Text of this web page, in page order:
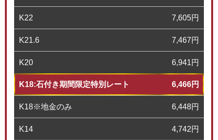
K22 7,605円
K21.6 7,467円
K20 6,941円
K18:石付き期間限定特別レート 6,466円
K18※地金のみ 6,448円
K14 4,742円